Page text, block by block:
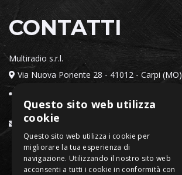
CONTATTI
Multiradio s.r.l.
Via Nuova Ponente 28 - 41012 - Carpi (MO)
Email:amministrazione@multiradiosrl.it
Questo sito web utilizza
cookie
Questo sito web utilizza i cookie per
migliorare la tua esperienza di
navigazione. Utilizzando il nostro sito web
acconsenti a tutti i cookie in conformità con